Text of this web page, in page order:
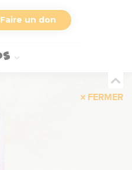
Faire un don
FERMER